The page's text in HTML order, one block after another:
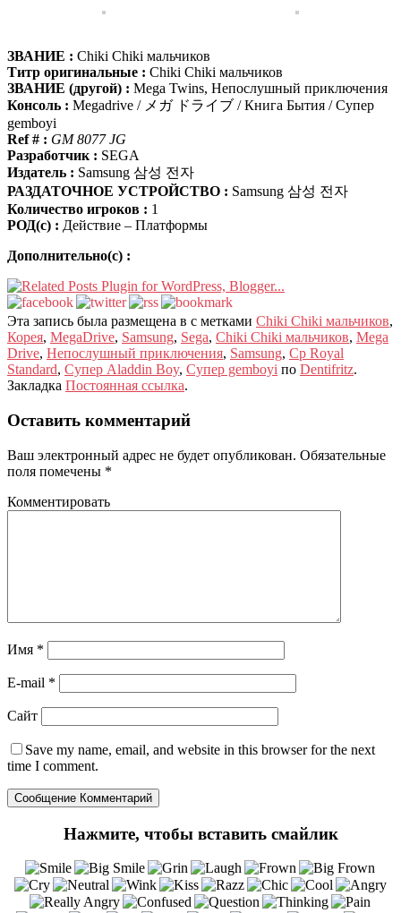
ЗВАНИЕ : Chiki Chiki мальчиков
Титр оригинальные : Chiki Chiki мальчиков
ЗВАНИЕ (другой) : Mega Twins, Непослушный приключения
Консоль : Megadrive / メガ ドライブ / Книга Бытия / Супер
gemboyi
Ref # : GM 8077 JG
Разработчик : SEGA
Издатель : Samsung 삼성 전자
РАЗДАТОЧНОЕ УСТРОЙСТВО : Samsung 삼성 전자
Количество игроков : 1
РОД(с) : Действие – Платформы
Дополнительно(с) :
Эта запись была размещена в с метками Chiki Chiki мальчиков,
Корея, MegaDrive, Samsung, Sega, Chiki Chiki мальчиков, Mega
Drive, Непослушный приключения, Samsung, Ср Royal
Standard, Супер Aladdin Boy, Супер gemboyi по Dentifritz.
Закладка Постоянная ссылка.
Оставить комментарий
Ваш электронный адрес не будет опубликован. Обязательные
поля помечены *
Комментировать
Имя *
E-mail *
Сайт
Save my name, email, and website in this browser for the next
time I comment.
Нажмите, чтобы вставить смайлик